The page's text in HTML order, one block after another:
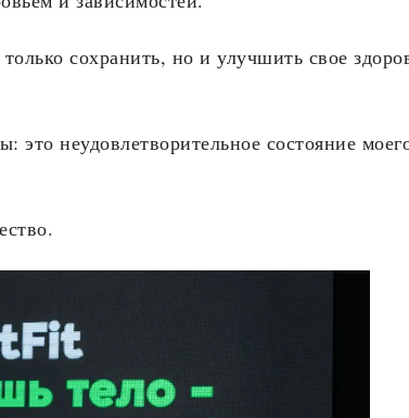
сохранить, но и улучшить свое
неудовлетворительное состояние